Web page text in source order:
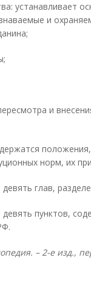
устанавливает
и
и
норм, их
глав,
пунктов,
– 2-е изд.,